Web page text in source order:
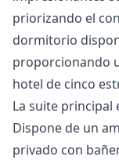
priorizando el
dormitorio
proporcionando
hotel de cinco
La suite principal
Dispone de un
privado con